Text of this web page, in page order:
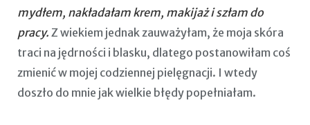
mydłem, nakładałam krem, makijaż i szłam do
pracy. Z wiekiem jednak zauważyłam, że moja skóra
traci na jędrności i blasku, dlatego postanowiłam coś
zmienić w mojej codziennej pielęgnacji. I wtedy
doszło do mnie jak wielkie błędy popełniałam.